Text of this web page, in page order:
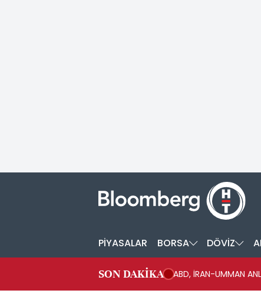
PİYASALAR BORSA DÖVİZ
SON DAKİKA ABD, İRAN-UMMAN